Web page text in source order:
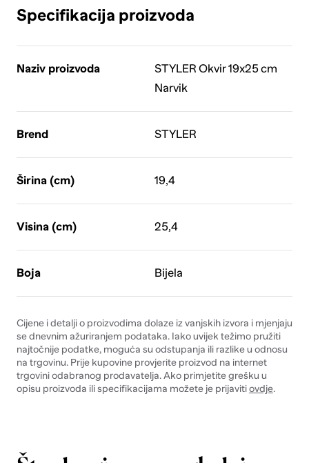
Specifikacija proizvoda
Naziv proizvoda
STYLER Okvir 19x25 cm
Narvik
Brend STYLER
Širina (cm) 19,4
Visina (cm) 25,4
Boja Bijela
Cijene i detalji o proizvodima dolaze iz vanjskih izvora i mjenjaju
se dnevnim ažuriranjem podataka. Iako uvijek težimo pružiti
najtočnije podatke, moguća su odstupanja ili razlike u odnosu
na trgovinu. Prije kupovine provjerite proizvod na internet
trgovini odabranog prodavatelja. Ako primjetite grešku u
opisu proizvoda ili specifikacijama možete je prijavitiovdje.